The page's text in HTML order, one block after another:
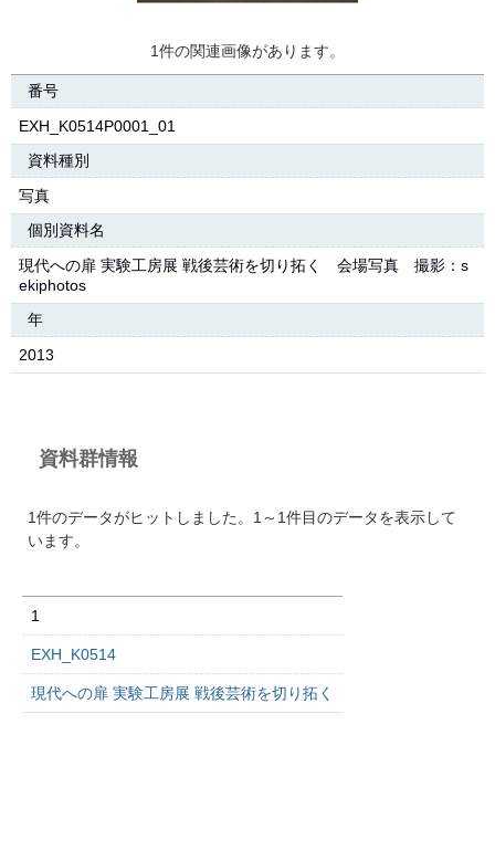
1件の関連画像があります。
番号
EXH_K0514P0001_01
資料種別
写真
個別資料名
現代への扉 実験工房展 戦後芸術を切り拓く 会場写真 撮影：s
ekiphotos
年
2013
資料群情報
1件のデータがヒットしました。1～1件目のデータを表示して
います。
1
EXH_K0514
現代への扉 実験工房展 戦後芸術を切り拓く